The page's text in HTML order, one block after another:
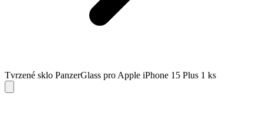
Tvrzené sklo PanzerGlass pro Apple iPhone 15 Plus 1 ks